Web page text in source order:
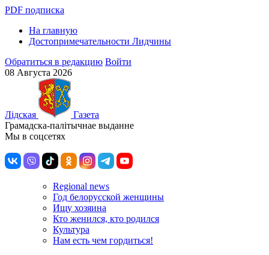
PDF подписка
На главную
Достопримечательности Лидчины
Обратиться в редакцию Войти
08 Августа 2026
Лiдская
Газета
Грамадска-палiтычнае выданне
Мы в соцсетях
Regional news
Год белорусской женщины
Ищу хозяина
Кто женился, кто родился
Культура
Нам есть чем гордиться!